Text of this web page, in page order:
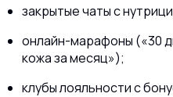
закрытые чаты с
онлайн-марафоны («30
кожа за месяц»);
клубы лояльности с